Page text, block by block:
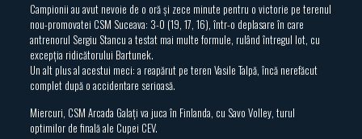
Campionii au avut nevoie de o oră și zece minute pentru o victorie pe terenul
nou-promovatei CSM Suceava: 3-0 (19, 17, 16), într-o deplasare în care
antrenorul Sergiu Stancu a testat mai multe formule, rulând întregul lot, cu
excepția ridicătorului Bartunek.
Un alt plus al acestui meci: a reapărut pe teren Vasile Talpă, încă nerefăcut
complet după o accidentare serioasă.
Miercuri, CSM Arcada Galați va juca în Finlanda, cu Savo Volley, turul
optimilor de finală ale Cupei CEV.